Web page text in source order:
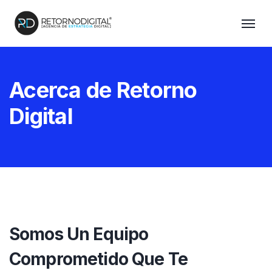
Acerca de Retorno
Digital
Somos Un Equipo
Comprometido Que Te